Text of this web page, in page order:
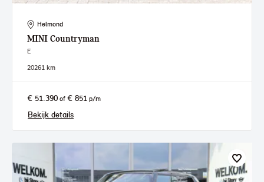
Helmond
MINI Countryman
E
20261 km
€ 51.390 of € 851 p/m
Bekijk details